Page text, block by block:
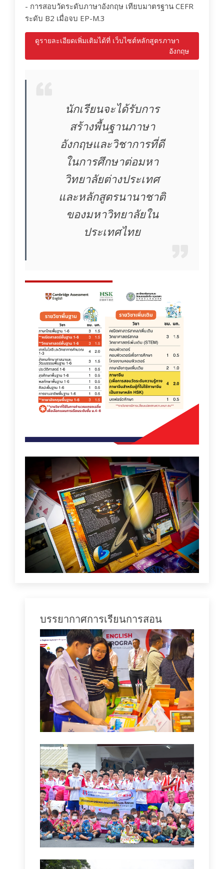
- การสอบวัดระดับภาษาอังกฤษ เทียบมาตรฐาน CEFR
ระดับ B2 เมื่อจบ EP-M.3
ดูรายละเอียดเพิ่มเติมได้ที่ เว็บไซต์หลักสูตรภาษา
อังกฤษ
นักเรียนจะได้รับการ
สร้างพื้นฐานภาษา
อังกฤษและวิชาการที่ดี
ในการศึกษาต่อมหา
วิทยาลัยต่างประเทศ
และหลักสูตรนานาชาติ
ของมหาวิทยาลัยใน
ประเทศไทย
บรรยากาศการเรียนการสอน